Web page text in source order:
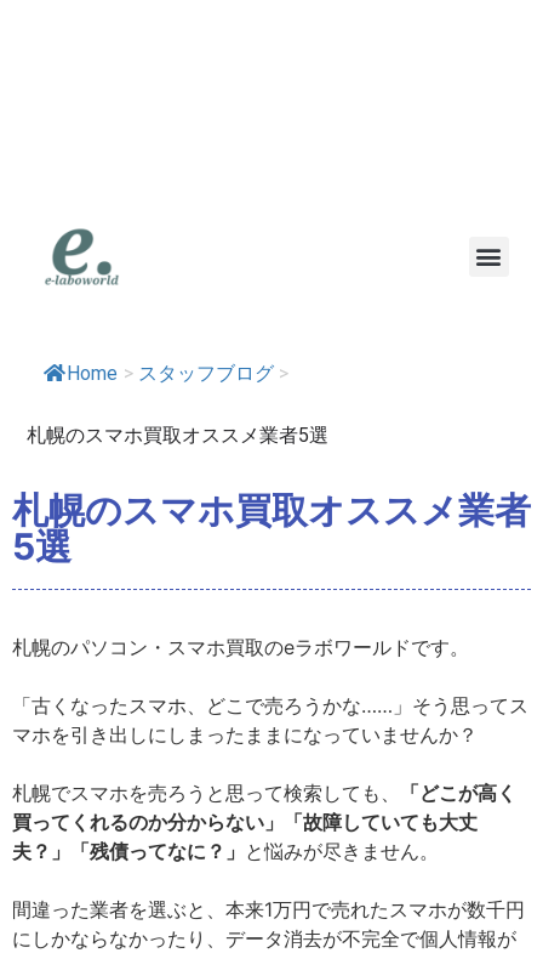
ます
Home > スタッフブログ >
札幌のスマホ買取オススメ業者5選
札幌のスマホ買取オススメ業者
5選
札幌のパソコン・スマホ買取のeラボワールドです。
「古くなったスマホ、どこで売ろうかな……」そう思ってス
マホを引き出しにしまったままになっていませんか？
札幌でスマホを売ろうと思って検索しても、
「どこが高く
買ってくれるのか分からない」「故障していても大丈
夫？」「残債ってなに？」 と悩みが尽きません。
間違った業者を選ぶと、本来1万円で売れたスマホが数千円
にしかならなかったり、データ消去が不完全で個人情報が